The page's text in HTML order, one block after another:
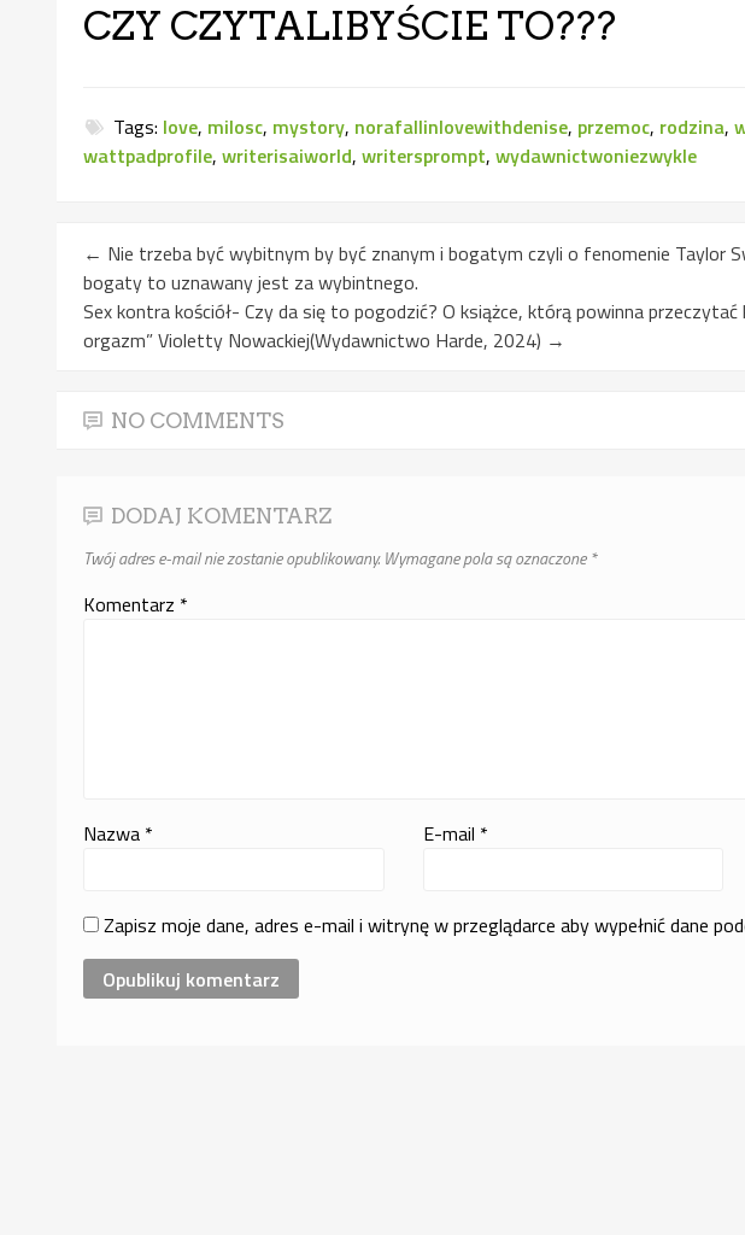
CZY CZYTALIBYŚCIE TO???
Tags: love, milosc, mystory, norafallinlovewithdenise, przemoc, rodzina,
wattpadprofile,writerisaiworld,writersprompt,wydawnictwoniezwykle
← Nie trzeba być wybitnym by być znanym i bogatym czyli o fenomenie Taylor
bogaty to uznawany jest za wybintnego.
Sex kontra kościół- Czy da się to pogodzić? O książce, którą powinna przeczytać
orgazm” Violetty Nowackiej(Wydawnictwo Harde, 2024) →
NO COMMENTS
DODAJ KOMENTARZ
Twój adres e-mail nie zostanie opublikowany. Wymagane pola są oznaczone*
Komentarz *
Nazwa * E-mail *
Zapisz moje dane, adres e-mail i witrynę w przeglądarce aby wypełnić dane